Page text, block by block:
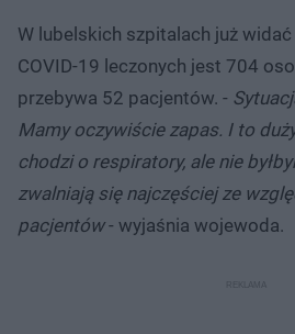
W lubelskich szpitalach już
COVID-19 leczonych jest 704
przebywa 52 pacjentów. -
Mamy oczywiście zapas. I to
chodzi o respiratory, ale nie
zwalniają się najczęściej ze
pacjentów- wyjaśnia wojewoda.